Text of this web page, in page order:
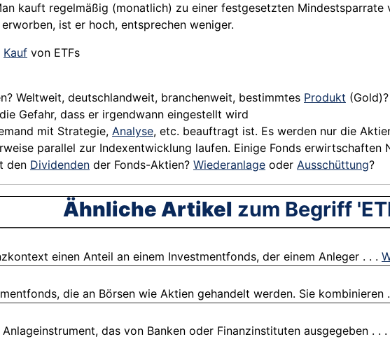
kauft regelmäßig (monatlich) zu einer festgesetzten Mindestsparrate
ist er hoch, entsprechen weniger.
Kauf von ETFs
Weltweit, deutschlandweit, branchenweit, bestimmtes Produkt (Gold)?
Gefahr, dass er irgendwann eingestellt wird
mit Strategie, Analyse, etc. beauftragt ist. Es werden nur die
parallel zur Indexentwicklung laufen. Einige Fonds erwirtschaften
den Dividenden der Fonds-Aktien? Wiederanlage oder Ausschüttung?
Ähnliche Artikel zum Begriff
einen Anteil an einem Investmentfonds, der einem Anleger . . .
die an Börsen wie Aktien gehandelt werden. Sie kombinieren
das von Banken oder Finanzinstituten ausgegeben . . .